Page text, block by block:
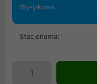
Wysyłkowa:
Stacjonarna: